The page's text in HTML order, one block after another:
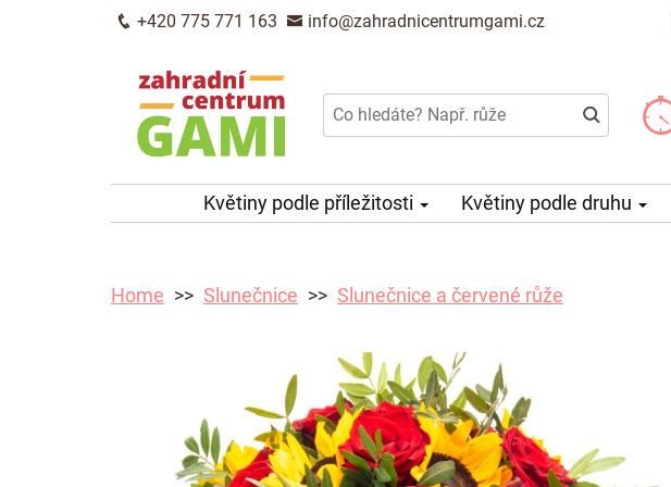
+420 775 771 163 info@zahradnicentrumgami.cz
Květiny podle příležitosti Květiny podle druhu
Home Slunečnice Slunečnice a červené růže